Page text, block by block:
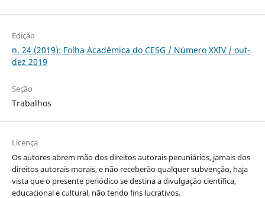
Edição
n. 24 (2019): Folha Acadêmica do CESG / Número XXIV / out-
dez 2019
Seção
Trabalhos
Licença
Os autores abrem mão dos direitos autorais pecuniários, jamais dos
direitos autorais morais, e não receberão qualquer subvenção, haja
vista que o presente periódico se destina a divulgação científica,
educacional e cultural, não tendo fins lucrativos.